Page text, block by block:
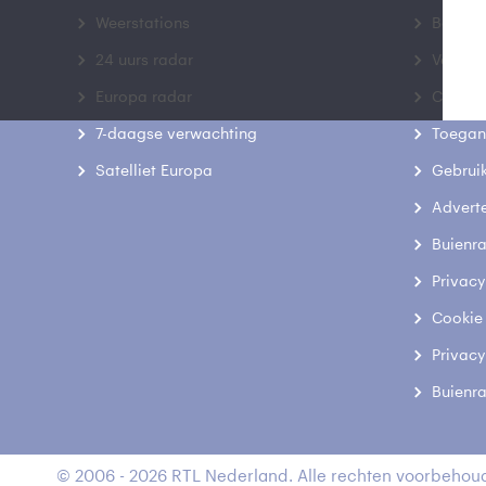
Weerstations
24 uurs radar
Europa radar
7-daagse verwachting
Satelliet Europa
Contact
© 2006 - 2026 RTL Nederland. Alle rechten